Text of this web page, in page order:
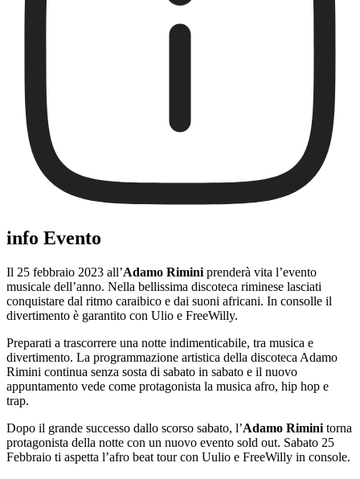
info Evento
Il 25 febbraio 2023 all’Adamo Rimini prenderà vita l’evento
musicale dell’anno. Nella bellissima discoteca riminese lasciati
conquistare dal ritmo caraibico e dai suoni africani. In consolle il
divertimento è garantito con Ulio e FreeWilly.
Preparati a trascorrere una notte indimenticabile, tra musica e
divertimento. La programmazione artistica della discoteca Adamo
Rimini continua senza sosta di sabato in sabato e il nuovo
appuntamento vede come protagonista la musica afro, hip hop e
trap.
Dopo il grande successo dallo scorso sabato, l’Adamo Rimini torna
protagonista della notte con un nuovo evento sold out. Sabato 25
Febbraio ti aspetta l’afro beat tour con Uulio e FreeWilly in console.